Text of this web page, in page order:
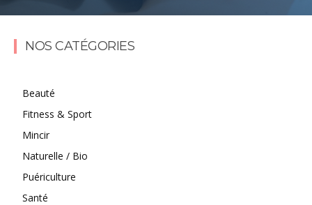
Lire la suite
NOS CATÉGORIES
Beauté
Fitness & Sport
Mincir
Naturelle / Bio
Puériculture
Santé